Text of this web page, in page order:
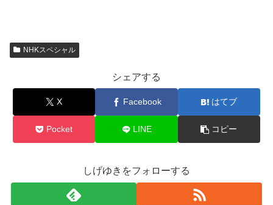
NHKスペシャル
シェアする
X Facebook はてブ
Pocket LINE コピー
しげゆきをフォローする